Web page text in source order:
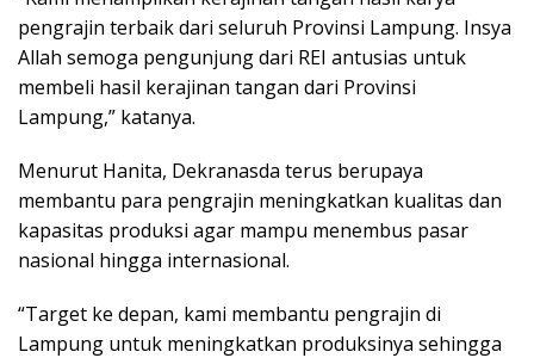
pengrajin terbaik dari seluruh Provinsi Lampung. Insya
Allah semoga pengunjung dari REI antusias untuk
membeli hasil kerajinan tangan dari Provinsi
Lampung,” katanya.
Menurut Hanita, Dekranasda terus berupaya
membantu para pengrajin meningkatkan kualitas dan
kapasitas produksi agar mampu menembus pasar
nasional hingga internasional.
“Target ke depan, kami membantu pengrajin di
Lampung untuk meningkatkan produksinya sehingga